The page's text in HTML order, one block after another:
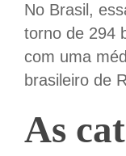
No Brasil,
torno de 294
com uma
brasileiro de
As